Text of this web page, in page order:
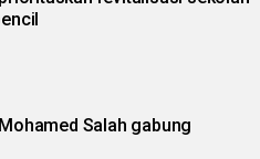
Salah gabung